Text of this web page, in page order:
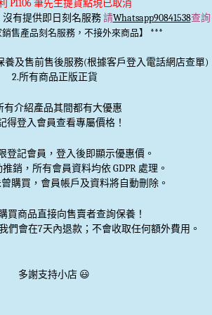
P1106 筆先生提貨點現已取消
有提供即日刻名服務請Whatsapp90841538查詢
銷售產品刻名服務，不接外來商品】 ***
養及售前售後服務(根據客戶登入電話網店查單)
2.所有商品正版正貨
有介紹產品其間都有大優惠
得登入會員查看專屬價格！
登記會員 ，登入後即顯示優惠價。
推銷 ，所有會員資料均依 GDPR 處理。
曾購買，會員帳戶及資料將自動刪除。
買商品直接向售賣者查詢保養！
們會在7天內退款；不會收取任何額外費用。
多謝支持小店 😃